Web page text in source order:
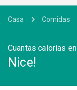
Casa Comidas
Cuantas calorías en
Nice!